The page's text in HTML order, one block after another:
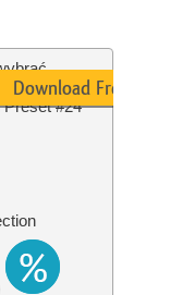
#24
Download Free